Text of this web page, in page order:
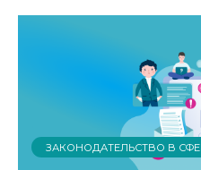
ЗАКОНОДАТЕЛЬСТВО В